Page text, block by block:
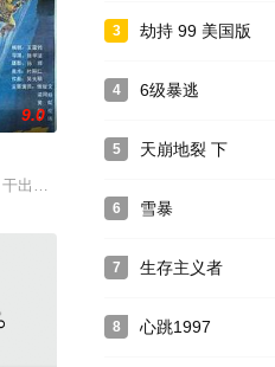
，警察找到了设计这幢建筑的设计
子作为案发目击者被劫匪杀害。怒火
9.0
出一番杀贪官诛污吏的惊天动地事业来
3 劫持 99 美国版
4 6级暴逃
5 天崩地裂 下
6 雪暴
7 生存主义者
8 心跳1997